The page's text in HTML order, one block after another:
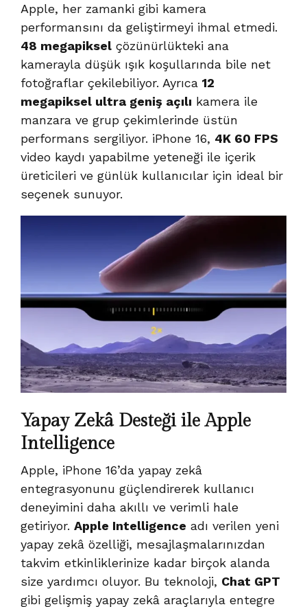
Apple, her zamanki gibi kamera
performansını da geliştirmeyi ihmal etmedi.
48 megapiksel çözünürlükteki ana
kamerayla düşük ışık koşullarında bile net
fotoğraflar çekilebiliyor. Ayrıca 12
megapiksel ultra geniş açılı kamera ile
manzara ve grup çekimlerinde üstün
performans sergiliyor. iPhone 16, 4K 60 FPS
video kaydı yapabilme yeteneği ile içerik
üreticileri ve günlük kullanıcılar için ideal bir
seçenek sunuyor.
Yapay Zekâ Desteği ile Apple
Intelligence
Apple, iPhone 16’da yapay zekâ
entegrasyonunu güçlendirerek kullanıcı
deneyimini daha akıllı ve verimli hale
getiriyor. Apple Intelligence adı verilen yeni
yapay zekâ özelliği, mesajlaşmalarınızdan
takvim etkinliklerinize kadar birçok alanda
size yardımcı oluyor. Bu teknoloji, Chat GPT
gibi gelişmiş yapay zekâ araçlarıyla entegre